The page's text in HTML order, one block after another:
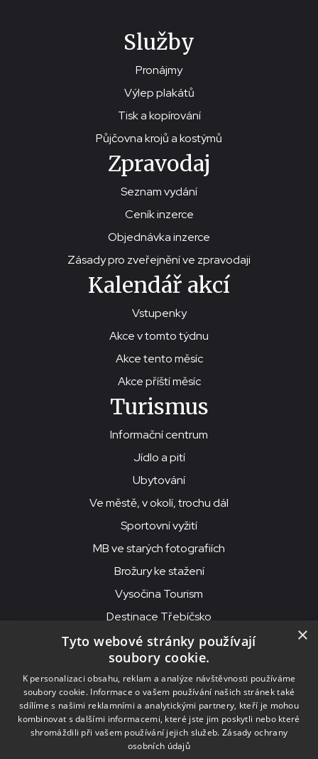
Služby
Pronájmy
Výlep plakátů
Tisk a kopírování
Půjčovna krojů a kostýmů
Zpravodaj
Seznam vydání
Ceník inzerce
Objednávka inzerce
Zásady pro zveřejnění ve zpravodaji
Kalendář akcí
Vstupenky
Akce v tomto týdnu
Akce tento měsíc
Akce příští měsíc
Turismus
Informační centrum
Jídlo a pití
Ubytování
Ve městě, v okolí, trochu dál
Sportovní vyžití
MB ve starých fotografiích
Brožury ke stažení
Vysočina Tourism
Destinace Třebíčsko
© 2026MKS Beseda Mor. Budějovice
MKS Beseda, příspěvková organizace, Purcnerova 62, 676 02
Moravské Budějovice
IČO: 00091758, DIČ: CZ00091758, ID datové schránky: chjn2kd
×
Tyto webové stránky používají
soubory cookie.
K personalizaci obsahu, reklam a analýze návštěvnosti používáme
soubory cookie. Informace o vašem používání našich stránek také
sdílíme s našimi reklamními a analytickými partnery, kteří je mohou
kombinovat s dalšími informacemi, které jste jim poskytli nebo které
shromáždili při vašem používání jejich služeb. Zásady ochrany
osobních údajů